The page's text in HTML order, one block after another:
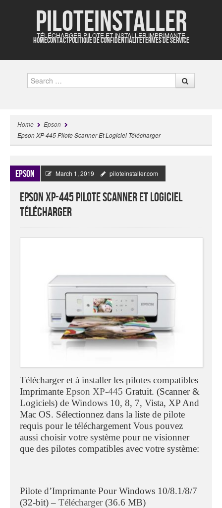
Piloteinstaller
TÉLÉCHARGER PILOTE ET INSTALLER IMPRIMANTE
HOMECONTACTPOLITIQUE DE CONFIDENTIALITÉTERMES DE SERVICE
Search
Home
Epson
Epson XP-445 Pilote Scanner Et Logiciel Télécharger
Epson March 1, 2019 piloteinstaller.com
Epson XP-445 Pilote Scanner Et Logiciel
Télécharger
Télécharger et à installer les pilotes compatibles
Imprimante Epson XP-445 Gratuit. (Scanner &
Logiciels) de Windows 10, 8, 7, Vista, XP And
Mac OS. Sélectionnez dans la liste de pilote
requis pour le téléchargement Vous pouvez
aussi choisir votre système pour ne visionner
que des pilotes compatibles avec votre système:
Pilote d’Imprimante Pour Windows 10/8.1/8/7
(32-bit) – Télécharger(36.6 MB)